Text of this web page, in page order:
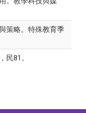
策略。特殊教育季
民81。